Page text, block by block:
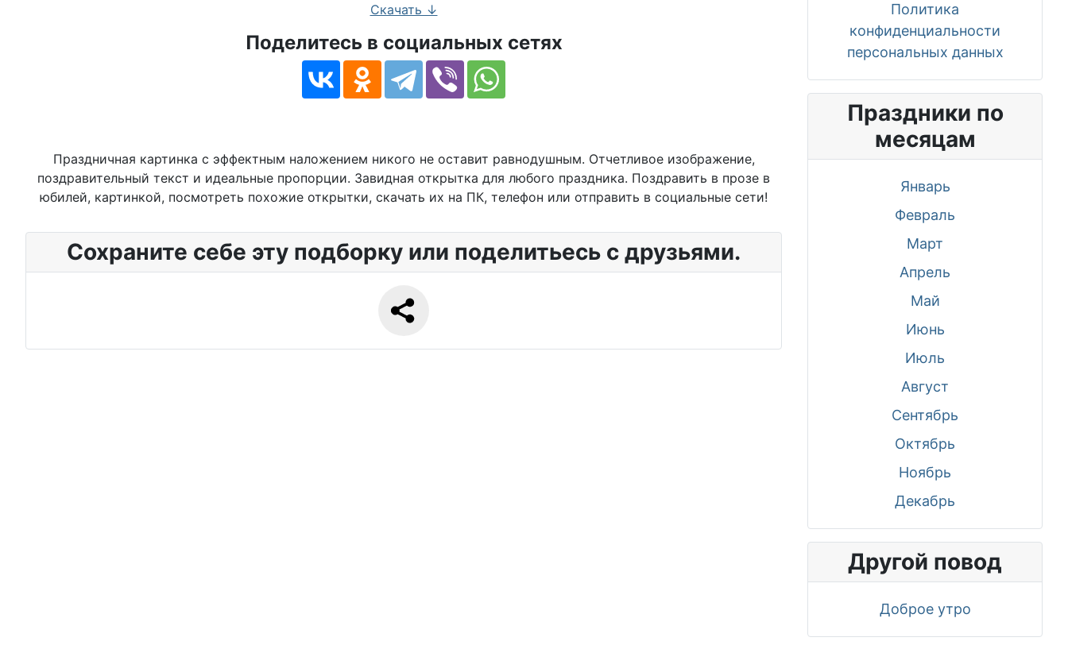
Скачать ↓
Поделитесь в социальных сетях
Праздничная картинка с эффектным наложением никого не оставит равнодушным. Отчетливое изображение,
поздравительный текст и идеальные пропорции. Завидная открытка для любого праздника. Поздравить в прозе в
юбилей, картинкой, посмотреть похожие открытки, скачать их на ПК, телефон или отправить в социальные сети!
Сохраните себе эту подборку или поделитьесь с друзьями.
Политика
конфиденциальности
персональных данных
Праздники по
месяцам
Январь
Февраль
Март
Апрель
Май
Июнь
Июль
Август
Сентябрь
Октябрь
Ноябрь
Декабрь
Другой повод
Доброе утро